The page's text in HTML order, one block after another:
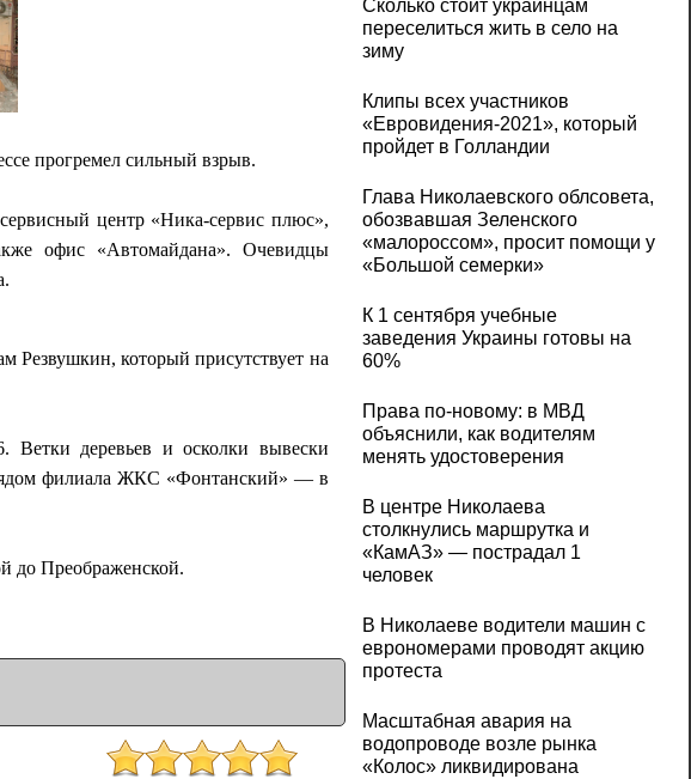
прогремел сильный взрыв.
центр «Ника-сервис плюс»,
офис «Автомайдана». Очевидцы
Резвушкин, который присутствует на
деревьев и осколки вывески
филиала ЖКС «Фонтанский» — в
до Преображенской.
Сколько стоит украинцам
переселиться жить в село на
зиму
Клипы всех участников
«Евровидения-2021», который
пройдет в Голландии
Глава Николаевского облсовета,
обозвавшая Зеленского
«малороссом», просит помощи у
«Большой семерки»
К 1 сентября учебные
заведения Украины готовы на
60%
Права по-новому: в МВД
объяснили, как водителям
менять удостоверения
В центре Николаева
столкнулись маршрутка и
«КамАЗ» — пострадал 1
человек
В Николаеве водители машин с
еврономерами проводят акцию
протеста
Масштабная авария на
водопроводе возле рынка
«Колос» ликвидирована